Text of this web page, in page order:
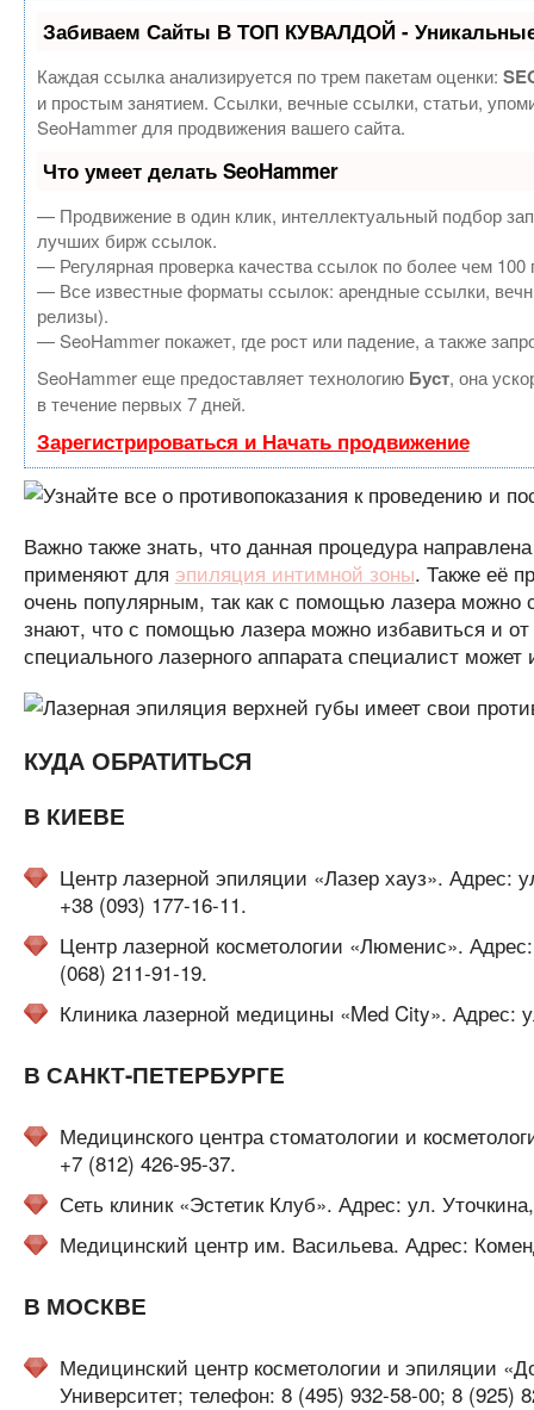
Забиваем Сайты В ТОП КУВАЛДОЙ - Уникальные
Каждая ссылка анализируется по трем пакетам оценки:
и простым занятием. Ссылки, вечные ссылки, статьи,
SeoHammer для продвижения вашего сайта.
Что умеет делать SeoHammer
— Продвижение в один клик, интеллектуальный подбор
лучших бирж ссылок.
— Регулярная проверка качества ссылок по более чем
— Все известные форматы ссылок: арендные ссылки,
релизы).
— SeoHammer покажет, где рост или падение, а также
SeoHammer еще предоставляет технологию Буст, она
в течение первых 7 дней.
Зарегистрироваться и Начать продвижение
Важно также знать, что данная процедура
применяют для эпиляция интимной зоны. Также её
очень популярным, так как с помощью лазера
знают, что с помощью лазера можно избавиться и
специального лазерного аппарата специалист
КУДА ОБРАТИТЬСЯ
В КИЕВЕ
Центр лазерной эпиляции «Лазер хауз».
+38 (093) 177-16-11.
Центр лазерной косметологии «Люменис».
(068) 211-91-19.
Клиника лазерной медицины «Med City». Адрес:
В САНКТ-ПЕТЕРБУРГЕ
Медицинского центра стоматологии и
+7 (812) 426-95-37.
Сеть клиник «Эстетик Клуб». Адрес: ул.
Медицинский центр им. Васильева. Адрес:
В МОСКВЕ
Медицинский центр косметологии и эпиляции
Университет; телефон: 8 (495) 932-58-00; 8 (925)